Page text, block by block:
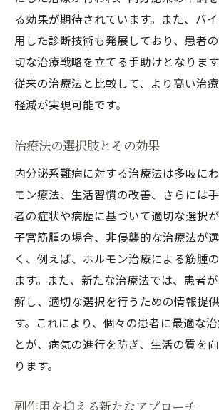
る効果が期待されています。また、バ
用した診断技術も発展しており、患者
切な治療戦略を立てる手助けとなります
従来の治療法と比較して、より高い治
軽減が実現可能です。
治療法の選択肢とその効果
内分泌系難病に対する治療法は多岐に
モン療法、生活習慣の改善、さらには
者の症状や病歴に基づいて適切な選択
子宮筋腫の場合、非侵襲的な治療法が
く、例えば、ホルモン治療による筋腫
ます。また、新たな治療法では、患者
解し、適切な選択を行うための情報提
す。これにより、個々の患者に最適な
とが、病気の進行を防ぎ、生活の質を
ります。
副作用を抑える新たなアプローチ